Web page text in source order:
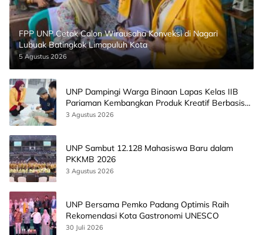
FPP UNP Cetak Calon Wirausaha Konveksi di Nagari
Lubuak Batingkok Limapuluh Kota
5 Agustus 2026
UNP Dampingi Warga Binaan Lapas Kelas IIB
Pariaman Kembangkan Produk Kreatif Berbasis
AI
3 Agustus 2026
UNP Sambut 12.128 Mahasiswa Baru dalam
PKKMB 2026
3 Agustus 2026
UNP Bersama Pemko Padang Optimis Raih
Rekomendasi Kota Gastronomi UNESCO
30 Juli 2026